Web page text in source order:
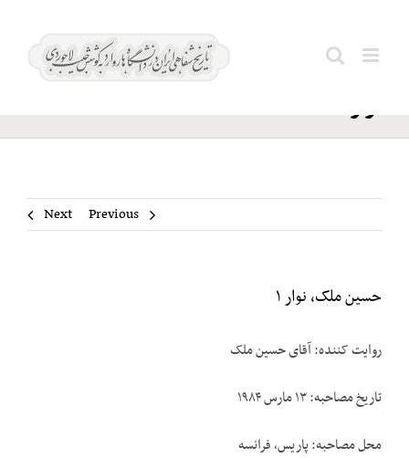
ملک،
نوار ۱
Previous
Next
حسین ملک، نوار ۱
روایت کننده: آقای حسین ملک
تاریخ مصاحبه: ۱۳ مارس ۱۹۸۴
محل مصاحبه: پاریس، فرانسه